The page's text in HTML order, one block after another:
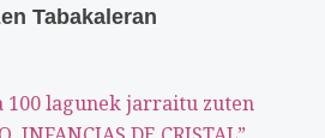
Tabakaleran
100 lagunek jarraitu zuten